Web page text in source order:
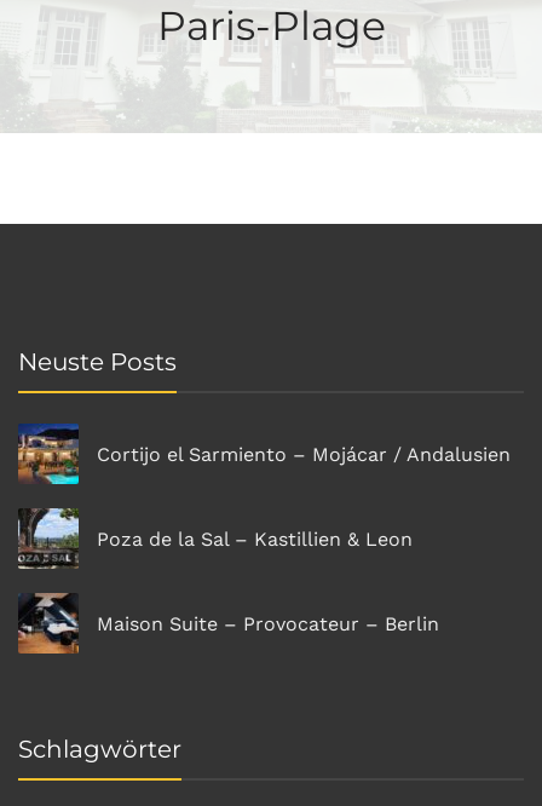
Paris-Plage
Neuste Posts
Cortijo el Sarmiento – Mojácar / Andalusien
Poza de la Sal – Kastillien & Leon
Maison Suite – Provocateur – Berlin
Schlagwörter